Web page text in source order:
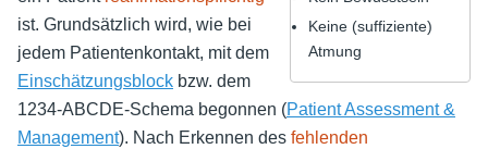
Keine (suffiziente)
Atmung
ist. Grundsätzlich wird, wie bei
jedem Patientenkontakt, mit dem
Einschätzungsblock bzw. dem
1234-ABCDE-Schema begonnen (Patient Assessment &
Management). Nach Erkennen des fehlenden